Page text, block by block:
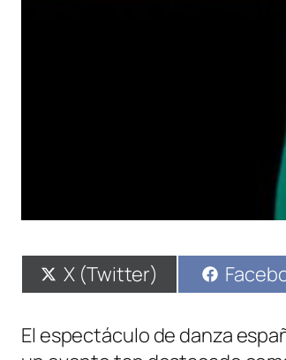
Compartir
en
X (Twitter)
en
El espectáculo de danza